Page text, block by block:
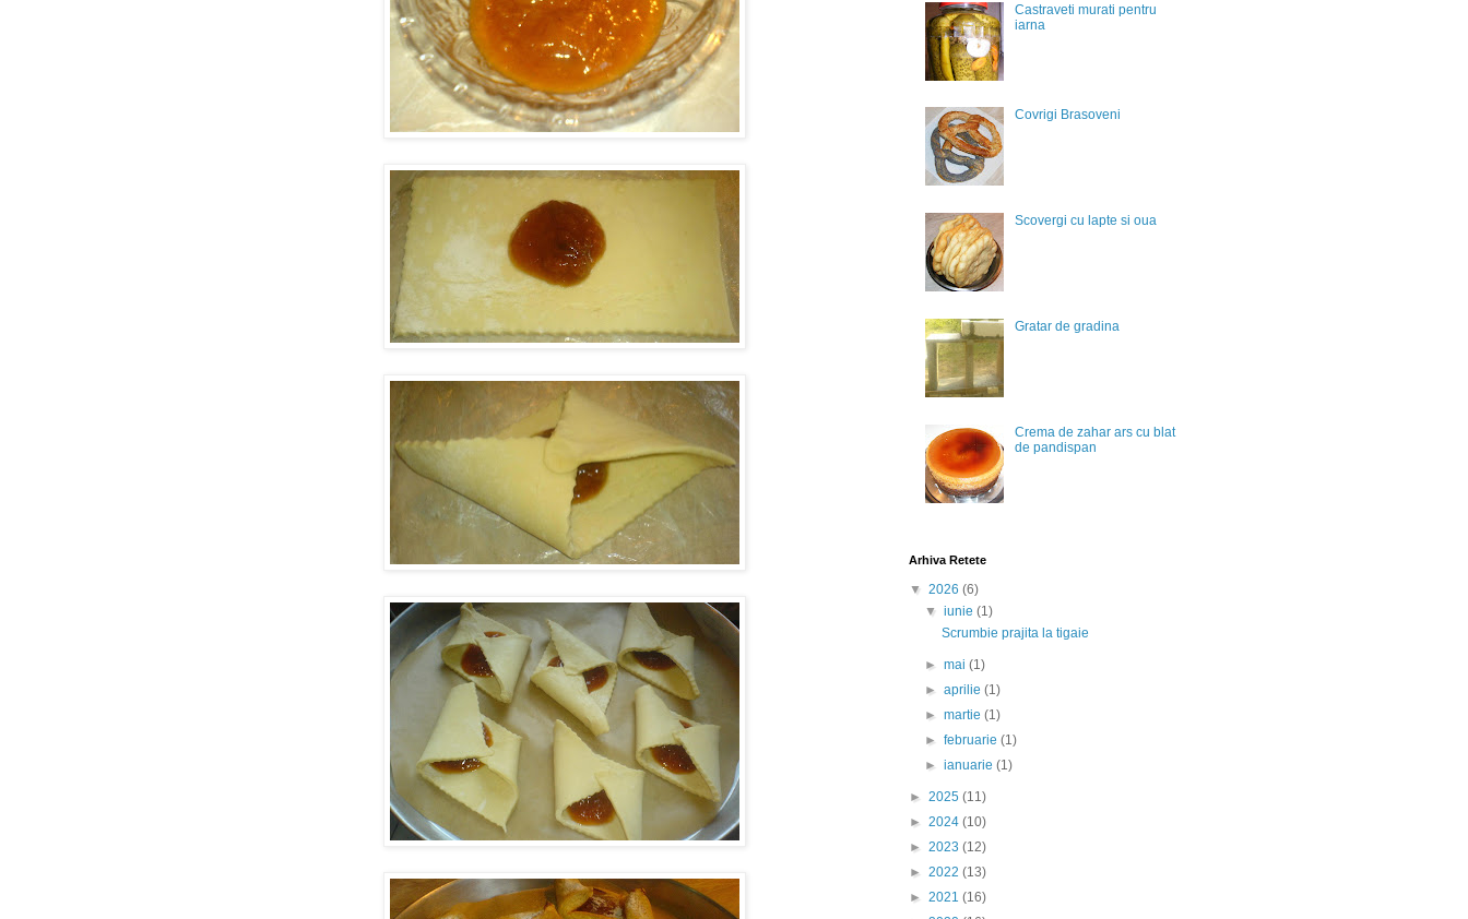
Castraveti murati pentru
iarna
Covrigi Brasoveni
Scovergi cu lapte si oua
Gratar de gradina
Crema de zahar ars cu blat
de pandispan
Arhiva Retete
▼ 2026 (6)
▼iunie(1)
Scrumbie prajita la tigaie
►mai(1)
►aprilie(1)
►martie(1)
►februarie(1)
►ianuarie(1)
► 2025 (11)
► 2024 (10)
► 2023 (12)
► 2022 (13)
► 2021 (16)